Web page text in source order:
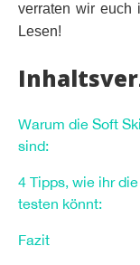
verraten wir euch
Lesen!
Warum die Soft
sind:
4 Tipps, wie ihr
testen könnt:
Fazit